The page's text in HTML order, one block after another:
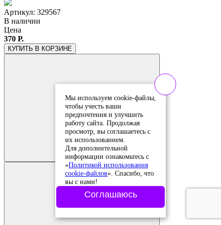
Артикул: 329567
В наличии
Цена
370 Р.
КУПИТЬ В КОРЗИНЕ
Добавить в
сравнение
Добавлено в
сравнение
Мы используем cookie-файлы,
чтобы учесть ваши
предпочтения и улучшить
работу сайта. Продолжая
просмотр, вы соглашаетесь с
их использованием.
Для дополнительной
информации ознакомьтесь с
«Политикой использования
cookie-файлов». Спасибо, что
вы с нами!
Соглашаюсь